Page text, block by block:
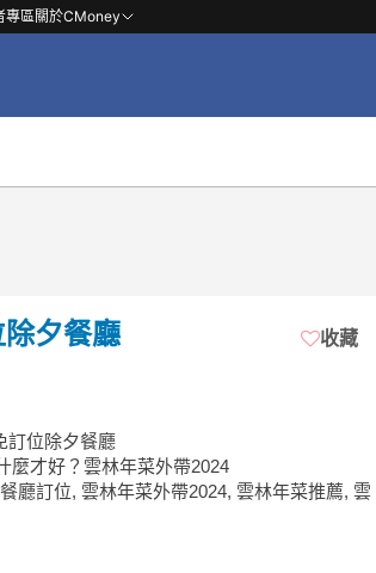
專區關於CMoney
夕餐廳 收藏
訂位除夕餐廳
麼才好？雲林年菜外帶2024
廳訂位, 雲林年菜外帶2024, 雲林年菜推薦, 雲